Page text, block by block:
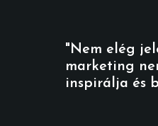
"Nem elég
marketing
inspirálja és